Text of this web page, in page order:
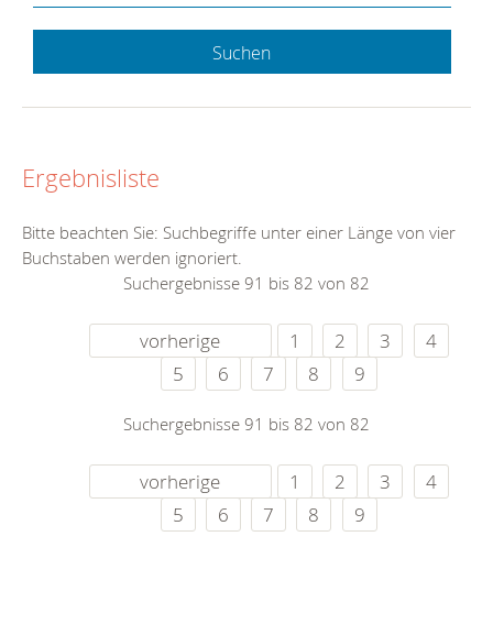
Suchen
Ergebnisliste
Bitte beachten Sie: Suchbegriffe unter einer Länge von vier
Buchstaben werden ignoriert.
Suchergebnisse 91 bis 82 von 82
vorherige 1 2 3
4
5
6 7 8 9
Suchergebnisse 91 bis 82 von 82
vorherige 1 2 3
4
5
6 7 8 9